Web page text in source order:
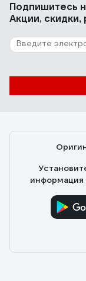
Подпишитесь
Акции,
информация